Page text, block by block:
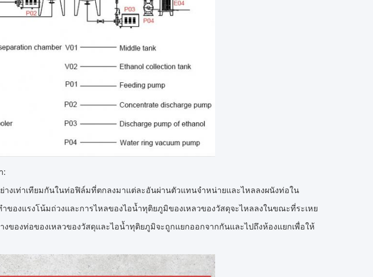
:
างเท่าเทียมกันในท่อฟิล์มที่ตกลงมาแต่ละอันผ่านตัวแทนจำหน่ายและไหลลงผนังท่อใน
ของแรงโน้มถ่วงและการไหลของไอน้ำทุติยภูมิของเหลวของวัสดุจะไหลลงในขณะที่ระเหย
ของท่อของเหลวของวัสดุและไอน้ำทุติยภูมิจะถูกแยกออกจากกันและไปถึงห้องแยกเพื่อให้